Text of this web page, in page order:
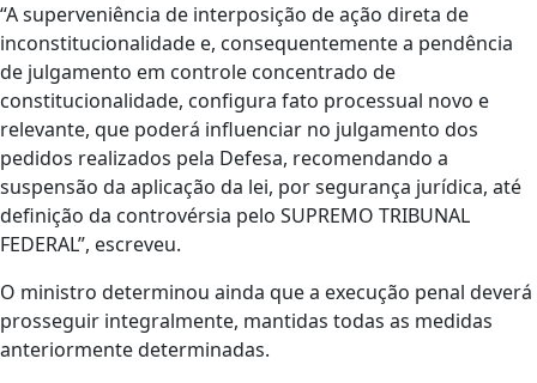
“A superveniência de interposição de ação direta de
inconstitucionalidade e, consequentemente a pendência
de julgamento em controle concentrado de
constitucionalidade, configura fato processual novo e
relevante, que poderá influenciar no julgamento dos
pedidos realizados pela Defesa, recomendando a
suspensão da aplicação da lei, por segurança jurídica, até
definição da controvérsia pelo SUPREMO TRIBUNAL
FEDERAL”, escreveu.
O ministro determinou ainda que a execução penal deverá
prosseguir integralmente, mantidas todas as medidas
anteriormente determinadas.